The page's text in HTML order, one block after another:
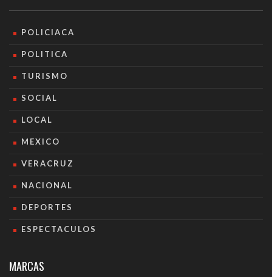
POLICIACA
POLITICA
TURISMO
SOCIAL
LOCAL
MEXICO
VERACRUZ
NACIONAL
DEPORTES
ESPECTACULOS
MARCAS